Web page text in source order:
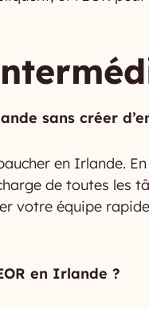
sans créer
en Irlande.
de toutes les
votre équipe
en Irlande ?